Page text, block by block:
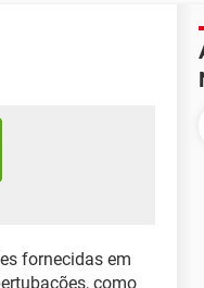
fornecidas em
como